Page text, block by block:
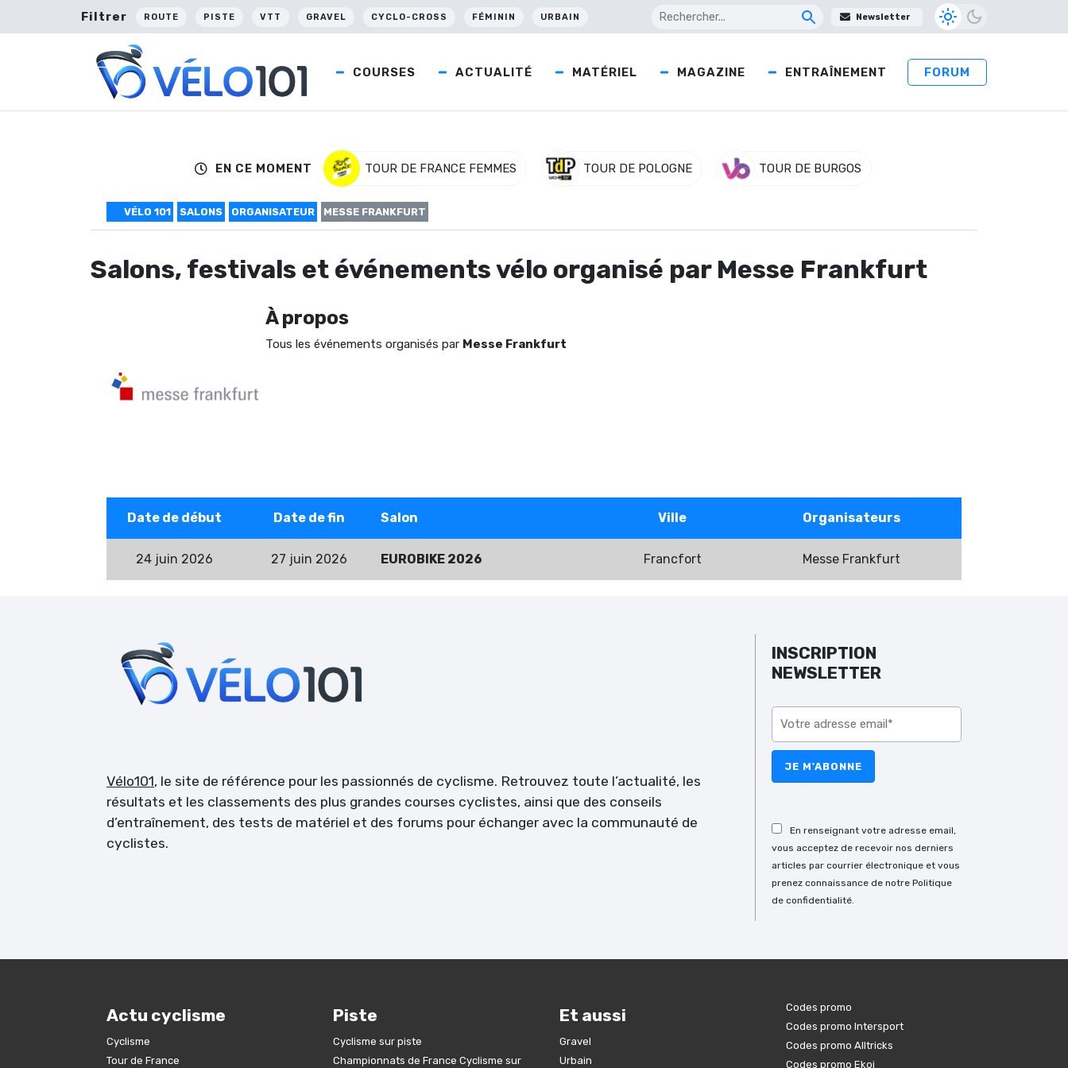
Filtrer ROUTE PISTE VTT GRAVEL CYCLO-CROSS FÉMININ URBAIN Newsletter
COURSES ACTUALITÉ MATÉRIEL MAGAZINE ENTRAÎNEMENT FORUM
EN CE MOMENT TOUR DE FRANCE FEMMES TOUR DE POLOGNE TOUR DE BURGOS
VÉLO 101 SALONS ORGANISATEUR MESSE FRANKFURT
Salons, festivals et événements vélo organisé par Messe Frankfurt
À propos
Tous les événements organisés par Messe Frankfurt
Date de début Date de fin Salon Ville Organisateurs
24 juin 2026 27 juin 2026 EUROBIKE 2026 Francfort Messe Frankfurt
Vélo101, le site de référence pour les passionnés de cyclisme. Retrouvez toute l’actualité, les
résultats et les classements des plus grandes courses cyclistes, ainsi que des conseils
d’entraînement, des tests de matériel et des forums pour échanger avec la communauté de
cyclistes.
INSCRIPTION
NEWSLETTER
En renseignant votre adresse email,
vous acceptez de recevoir nos derniers
articles par courrier électronique et vous
prenez connaissance de notre Politique
de confidentialité.
Actu cyclisme
Cyclisme
Tour de France
Piste
Cyclisme sur piste
Championnats de France Cyclisme sur
Et aussi
Gravel
Urbain
Codes promo
Codes promo Intersport
Codes promo Alltricks
Codes promo Ekoi